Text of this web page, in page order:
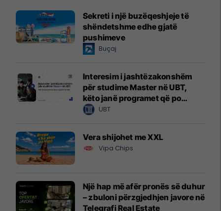
Sekreti i një buzëqeshjeje të
shëndetshme edhe gjatë
pushimeve
Buçaj
Interesim i jashtëzakonshëm
për studime Master në UBT,
këto janë programet që po
zgjedhin të rinjtë
UBT
Vera shijohet me XXL
Vipa Chips
Një hap më afër pronës së duhur
– zbuloni përzgjedhjen javore në
Telegrafi Real Estate